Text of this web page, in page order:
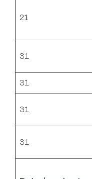
21
31
31
31
31